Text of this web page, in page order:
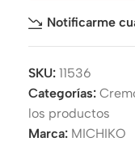
Notificarme
SKU: 11536
Categorías:
los productos
Marca: MICHIKO